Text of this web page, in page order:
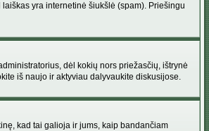
yra internetinė šiukšlė (spam). Priešingu
dėl kokių nors priežasčių, ištrynė
iš naujo ir aktyviau dalyvaukite diskusijose.
kad tai galioja ir jums, kaip bandančiam